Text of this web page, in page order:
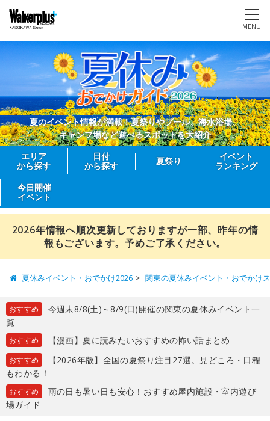
MENU
夏のイベント情報が満載！夏祭りやプール、海水浴場、
キャンプ場など遊べるスポットを大紹介
エリア
から探す
日付
から探す
夏祭り
イベント
ランキング
今日開催
イベント
2026年情報へ順次更新しておりますが一部、昨年の情
報もございます。予めご了承ください。
夏休みイベント・おでかけ2026 関東の夏休みイベント・おでかけ
おすすめ
今週末8/8(土)～8/9(日)開催の関東の夏休みイベント一
覧
おすすめ 【漫画】夏に読みたいおすすめの怖い話まとめ
おすすめ
【2026年版】全国の夏祭り注目27選。見どころ・日程
もわかる！
おすすめ
雨の日も暑い日も安心！おすすめ屋内施設・室内遊び
場ガイド